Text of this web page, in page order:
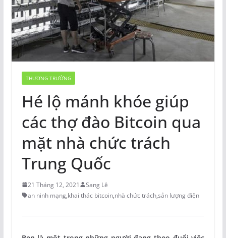
THƯƠNG TRƯỜNG
Hé lộ mánh khóe giúp
các thợ đào Bitcoin qua
mặt nhà chức trách
Trung Quốc
21 Tháng 12, 2021
Sang Lê
an ninh mạng,khai thác bitcoin,nhà chức trách,sản lượng điện